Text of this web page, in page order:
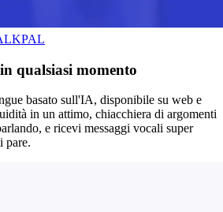
qualsiasi momento
basato sull'IA, disponibile su web e
in un attimo, chiacchiera di argomenti
e ricevi messaggi vocali super
pare.